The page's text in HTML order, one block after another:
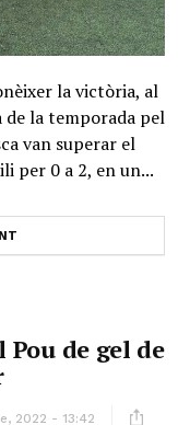
la victòria, al
la temporada pel
van superar el
per 0 a 2, en un...
Pou de gel de
2022 - 13:42